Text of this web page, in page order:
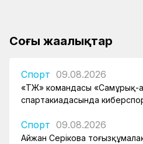
Соңғы жаңалықтар
Спорт 09.08.2026
«ҚТЖ» командасы «Самұрық-
спартакиадасында
Спорт 09.08.2026
Айжан Серікова